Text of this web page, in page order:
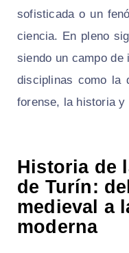
sofisticada o un
ciencia. En pleno
siendo un campo de
disciplinas como la
forense, la historia y
Historia de
de Turín:
medieval a
moderna